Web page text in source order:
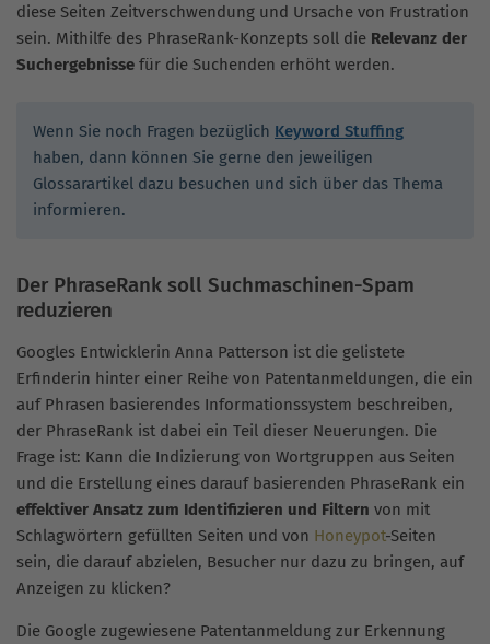
diese Seiten Zeitverschwendung und Ursache von Frustration
sein. Mithilfe des PhraseRank-Konzepts soll die Relevanz der
Suchergebnisse für die Suchenden erhöht werden.
Wenn Sie noch Fragen bezüglich Keyword Stuffing
haben, dann können Sie gerne den jeweiligen
Glossarartikel dazu besuchen und sich über das Thema
informieren.
Der PhraseRank soll Suchmaschinen-Spam
reduzieren
Googles Entwicklerin Anna Patterson ist die gelistete
Erfinderin hinter einer Reihe von Patentanmeldungen, die ein
auf Phrasen basierendes Informationssystem beschreiben,
der PhraseRank ist dabei ein Teil dieser Neuerungen. Die
Frage ist: Kann die Indizierung von Wortgruppen aus Seiten
und die Erstellung eines darauf basierenden PhraseRank ein
effektiver Ansatz zum Identifizieren und Filtern von mit
Schlagwörtern gefüllten Seiten und von Honeypot-Seiten
sein, die darauf abzielen, Besucher nur dazu zu bringen, auf
Anzeigen zu klicken?
Die Google zugewiesene Patentanmeldung zur Erkennung